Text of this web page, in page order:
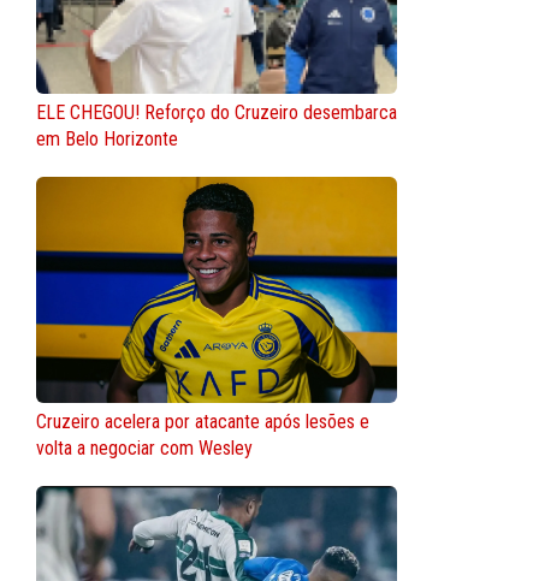
ELE CHEGOU! Reforço do Cruzeiro desembarca
em Belo Horizonte
Cruzeiro acelera por atacante após lesões e
volta a negociar com Wesley